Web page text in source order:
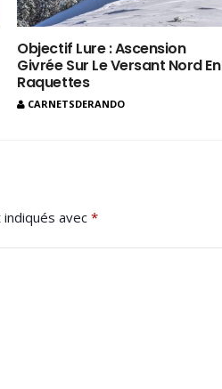
Objectif Lure : Ascension
Givrée Sur Le Versant Nord En
Raquettes
CARNETSDERANDO
avec *